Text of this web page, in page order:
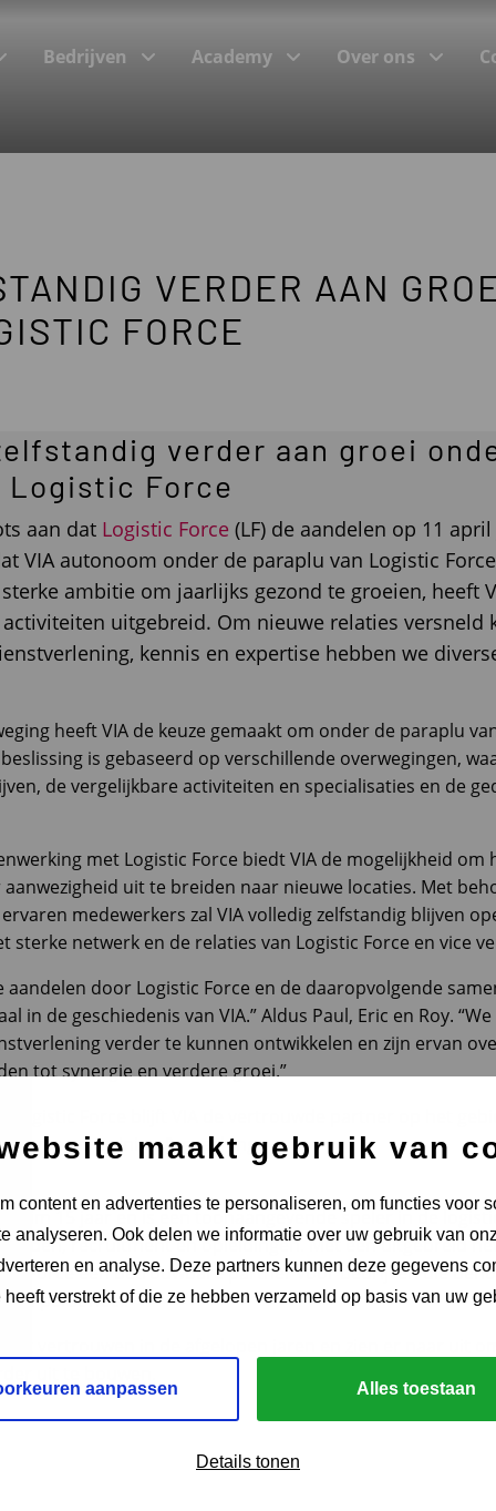
maakt gebruik van
content en advertenties te personaliseren, om functies voor
analyseren. Ook delen we informatie over uw gebruik van
en analyse. Deze partners kunnen deze gegevens
verstrekt of die ze hebben verzameld op basis van uw
aanpassen Alles toestaan
Details tonen
Bedrijven Academy
Trainingsonderwerpen
Programma’s bij onze klanten
Over ons
VERDER AAN
FORCE
verder aan groei
Logistic Force
aan dat Logistic Force (LF) de aandelen op 11
VIA autonoom onder de paraplu van Logistic
ambitie om jaarlijks gezond te groeien, heeft
uitgebreid. Om nieuwe relaties versneld
kennis en expertise hebben we
heeft VIA de keuze gemaakt om onder de paraplu
is gebaseerd op verschillende overwegingen,
de vergelijkbare activiteiten en specialisaties en de
met Logistic Force biedt VIA de mogelijkheid om
uit te breiden naar nieuwe locaties. Met
medewerkers zal VIA volledig zelfstandig blijven
sterke netwerk en de relaties van Logistic Force en vice
aandelen door Logistic Force en de daaropvolgende
in de geschiedenis van VIA.” Aldus Paul, Eric en Roy.
verder te kunnen ontwikkelen en zijn ervan
tot synergie en verdere groei.”
en training & coaching.
ruim 15 jaar en is een toonaangevende speler in de
recruitment en opleidingen. Met een uitgebreid
Force een betrouwbare partner voor bedrijven die
en personeel.